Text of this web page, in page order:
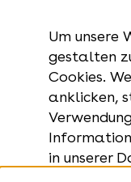
Um unsere
gestalten
Cookies.
anklicken,
in unserer
+49 711 212-4272
Anfragen zu
+49 711 335075-555
Telefax:
+49 711 212-4283